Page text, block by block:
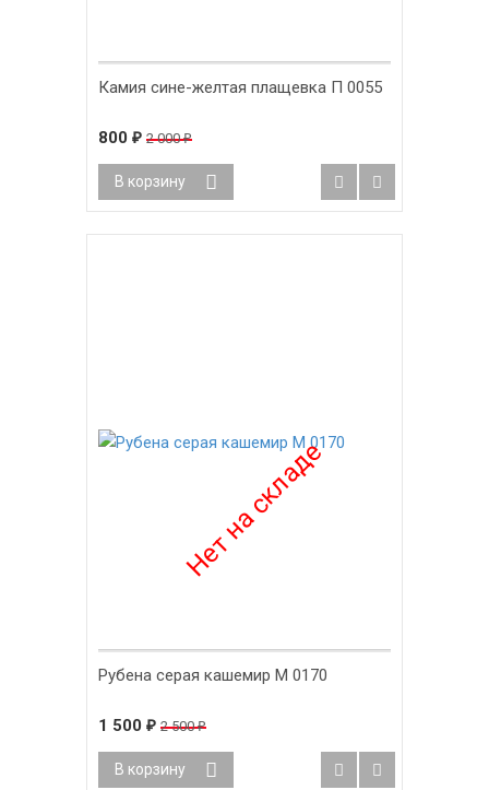
Камия сине-желтая плащевка П 0055
800 ₽ 2 000₽
В корзину
Рубена серая кашемир М 0170
1 500 ₽ 2 500₽
В корзину